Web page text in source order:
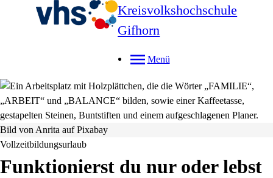
Kreisvolkshochschule
Gifhorn
Menü
Bild von Anrita auf Pixabay
Vollzeitbildungsurlaub
Funktionierst du nur oder lebst